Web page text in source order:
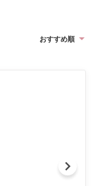
おすすめ順